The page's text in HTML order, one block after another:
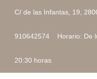
contenido
C/ de las Infantas, 19,
910642574 Horario: De
20:30 horas